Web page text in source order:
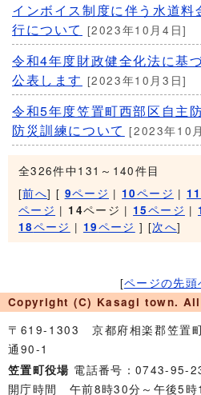
インボイス制度に伴う水道料
行について [2023年10月4日]
令和4年度財政健全化法に基
公表します [2023年10月3日]
令和5年度笠置町西部区自主
防災訓練について [2023年10
全326件中131～140件目
[前へ] [ 9ページ | 10ページ | 11
ページ | 14ページ | 15ページ |
18ページ | 19ページ ] [次へ]
[ページの先
Copyright (C) Kasagi town.
〒619-1303 京都府相楽郡笠置
通90-1
笠置町役場 電話番号：0743-95-
開庁時間 午前8時30分～午後5時